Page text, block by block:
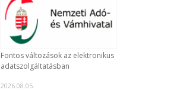
Fontos változások az elektronikus
adatszolgáltatásban
2026.08.05.